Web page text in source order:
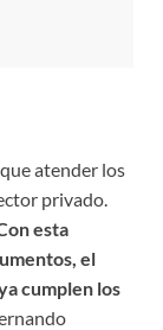
atender los
privado.
esta
el
cumplen los